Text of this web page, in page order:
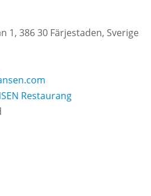
1, 386 30 Färjestaden, Sverige
Restaurang